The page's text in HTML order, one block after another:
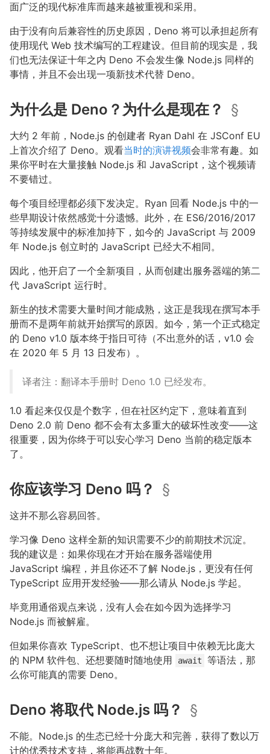
面广泛的现代标准库而越来越被重视和采用。
由于没有向后兼容性的历史原因，Deno 将可以承担起所有
使用现代 Web 技术编写的工程建设。但目前的现实是，我
们也无法保证十年之内 Deno 不会发生像 Node.js 同样的
事情，并且不会出现一项新技术代替 Deno。
为什么是 Deno？为什么是现在？ §
大约 2 年前，Node.js 的创建者 Ryan Dahl 在 JSConf EU
上首次介绍了 Deno。观看当时的演讲视频会非常有趣。如
果你平时在大量接触 Node.js 和 JavaScript，这个视频请
不要错过。
每个项目经理都必须下发决定。Ryan 回看 Node.js 中的一
些早期设计依然感觉十分遗憾。此外，在 ES6/2016/2017
等持续发展中的标准加持下，如今的 JavaScript 与 2009
年 Node.js 创立时的 JavaScript 已经大不相同。
因此，他开启了一个全新项目，从而创建出服务器端的第二
代 JavaScript 运行时。
新生的技术需要大量时间才能成熟，这正是我现在撰写本手
册而不是两年前就开始撰写的原因。如今，第一个正式稳定
的 Deno v1.0 版本终于指日可待（不出意外的话，v1.0 会
在 2020 年 5 月 13 日发布）。
译者注：翻译本手册时 Deno 1.0 已经发布。
1.0 看起来仅仅是个数字，但在社区约定下，意味着直到
Deno 2.0 前 Deno 都不会有太多重大的破坏性改变——这
很重要，因为你终于可以安心学习 Deno 当前的稳定版本
了。
你应该学习 Deno 吗？ §
这并不那么容易回答。
学习像 Deno 这样全新的知识需要不少的前期技术沉淀。
我的建议是：如果你现在才开始在服务器端使用
JavaScript 编程，并且你还不了解 Node.js，更没有任何
TypeScript 应用开发经验——那么请从 Node.js 学起。
毕竟用通俗观点来说，没有人会在如今因为选择学习
Node.js 而被解雇。
但如果你喜欢 TypeScript、也不想让项目中依赖无比庞大
的 NPM 软件包、还想要随时随地使用
await
等语法，那
么你可能真的需要 Deno。
Deno 将取代 Node.js 吗？ §
不能。Node.js 的生态已经十分庞大和完善，获得了数以万
计的优秀技术支持，将能再战数十年。